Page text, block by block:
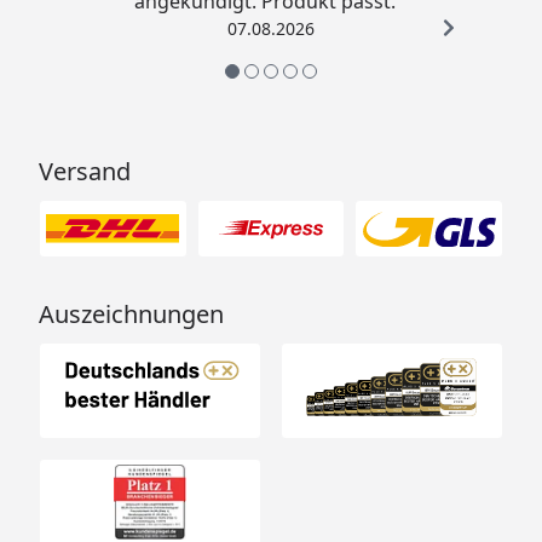
Reiter "Zubehör")
3 Stück (Größe 1)
Bedarf
2 Stück (Größe 1)
Reiter "Zubehör")
Dachrinnenbedarf
Kunststoff Dachrinnenset mit
07.08.2026
Versand
Auszeichnungen